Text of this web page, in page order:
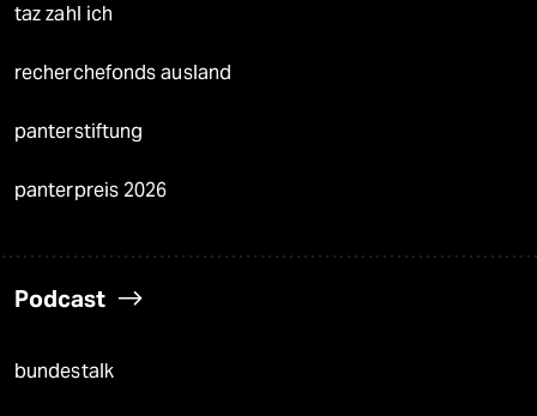
taz zahl ich
recherchefonds ausland
panterstiftung
panterpreis 2026
Podcast
bundestalk